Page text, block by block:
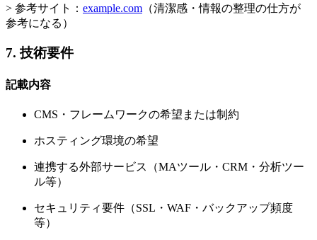
> 参考サイト： example.com （清潔感・情報の整理の仕方が
参考になる）
7. 技術要件
記載内容
CMS・フレームワークの希望または制約
ホスティング環境の希望
連携する外部サービス（MAツール・CRM・分析ツー
ル等）
セキュリティ要件（SSL・WAF・バックアップ頻度
等）